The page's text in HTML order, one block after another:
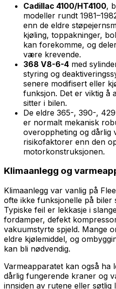
Cadillac 4100/HT4100,
modeller rundt
enn de eldre
kjøling, toppakninger,
kan forekomme, og
være krevende.
368 V8-6-4 med
styring og
senere modifisert eller
funksjon. Det er viktig å
sitter i bilen.
De eldre 365-, 390-,
er normalt mekanisk
overoppheting og dårlig
risikofaktorer enn den
motorkonstruksjonen.
Klimaanlegg og
Klimaanlegg var vanlig på
ofte ikke funksjonelle på biler
Typiske feil er lekkasje i
fordamper, defekt
vakuumstyrte spjeld. Mange
eldre kjølemiddel, og
kan bli nødvendig.
Varmeapparatet kan også ha
dårlig fungerende kraner og
innsiden av rutene eller